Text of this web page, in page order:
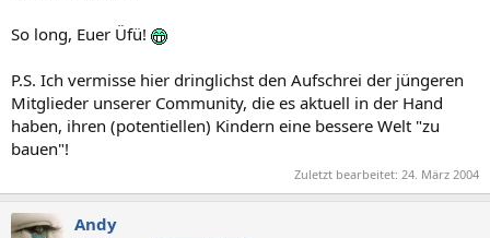
So long, Euer Üfü!
P.S. Ich vermisse hier dringlichst den Aufschrei der jüngeren
Mitglieder unserer Community, die es aktuell in der Hand
haben, ihren (potentiellen) Kindern eine bessere Welt "zu
bauen"!
Zuletzt bearbeitet: 24. März 2004
Andy